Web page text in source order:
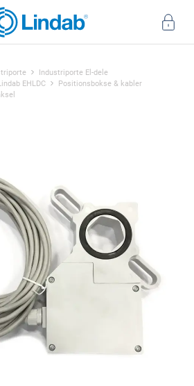
Industriporte El-dele
EHLDC
Positionsbokse & kabler